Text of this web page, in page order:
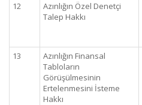
12
Azınlığın Özel Denetçi
Talep Hakkı
13
Azınlığın Finansal
Tabloların
Görüşülmesinin
Ertelenmesini İsteme
Hakkı